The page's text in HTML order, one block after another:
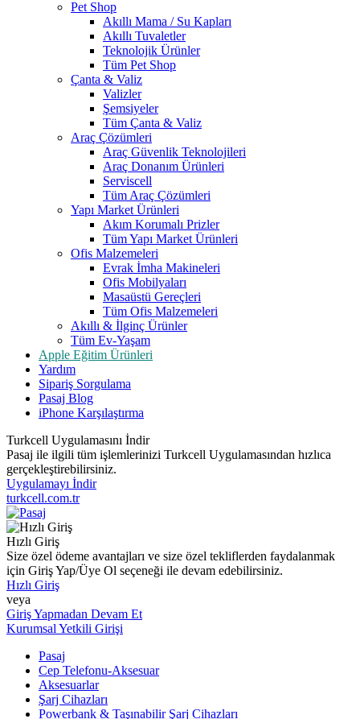
Pet Shop
Akıllı Mama / Su Kapları
Akıllı Tuvaletler
Teknolojik Ürünler
Tüm Pet Shop
Çanta & Valiz
Valizler
Şemsiyeler
Tüm Çanta & Valiz
Araç Çözümleri
Araç Güvenlik Teknolojileri
Araç Donanım Ürünleri
Serviscell
Tüm Araç Çözümleri
Yapı Market Ürünleri
Akım Korumalı Prizler
Tüm Yapı Market Ürünleri
Ofis Malzemeleri
Evrak İmha Makineleri
Ofis Mobilyaları
Masaüstü Gereçleri
Tüm Ofis Malzemeleri
Akıllı & İlginç Ürünler
Tüm Ev-Yaşam
Apple Eğitim Ürünleri
Yardım
Sipariş Sorgulama
Pasaj Blog
iPhone Karşılaştırma
Turkcell Uygulamasını İndir
Pasaj ile ilgili tüm işlemlerinizi Turkcell Uygulamasından hızlıca
gerçekleştirebilirsiniz.
Uygulamayı İndir
turkcell.com.tr
Hızlı Giriş
Size özel ödeme avantajları ve size özel tekliflerden faydalanmak
için Giriş Yap/Üye Ol seçeneği ile devam edebilirsiniz.
Hızlı Giriş
veya
Giriş Yapmadan Devam Et
Kurumsal Yetkili Girişi
Pasaj
Cep Telefonu-Aksesuar
Aksesuarlar
Şarj Cihazları
Powerbank & Taşınabilir Şarj Cihazları